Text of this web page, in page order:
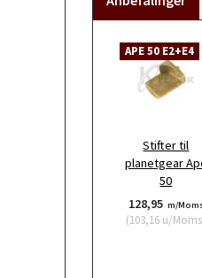
APE 50 E2+E4
Stifter til
planetgear
50
128,95 m/
(103,16 u/Moms